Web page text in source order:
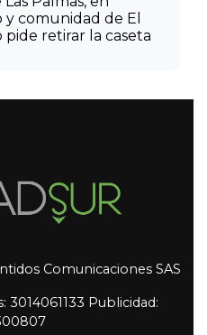
y comunidad de El
pide retirar la caseta
Comunicaciones SAS
3014061133 Publicidad: